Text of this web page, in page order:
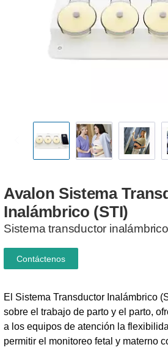
Avalon Sistema
Inalámbrico (STI)
Sistema transductor
El Sistema Transductor Inalámbrico
sobre el trabajo de parto y el parto,
a los equipos de atención la
permitir el monitoreo fetal y materno
Contáctenos